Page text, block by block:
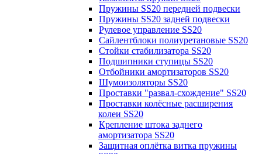
Пружины SS20 передней подвески
Пружины SS20 задней подвески
Рулевое управление SS20
Сайлентблоки полиуретановые SS20
Стойки стабилизатора SS20
Подшипники ступицы SS20
Отбойники амортизаторов SS20
Шумоизоляторы SS20
Проставки "развал-схождение" SS20
Проставки колёсные расширения
колеи SS20
Крепление штока заднего
амортизатора SS20
Защитная оплётка витка пружины